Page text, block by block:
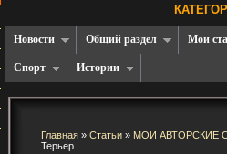
Новости Общий раздел Мои
Спорт Истории
Главная » Статьи » МОИ АВТОРСКИЕ
Терьер